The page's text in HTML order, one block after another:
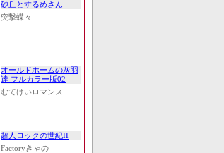
砂丘とするめさん
突撃蝶々
オールドホームの灰羽
達 フルカラー版02
むてけいロマンス
超人ロックの世紀II
Factoryきゃの